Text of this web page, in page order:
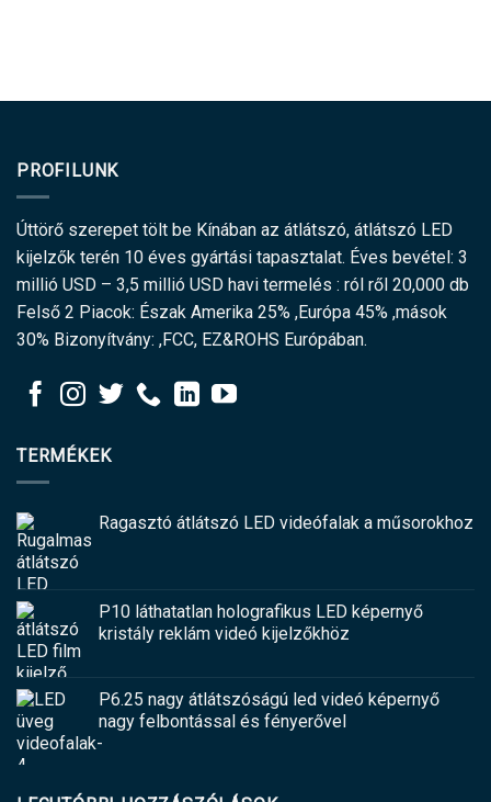
PROFILUNK
Úttörő szerepet tölt be Kínában az átlátszó, átlátszó LED
kijelzők terén 10 éves gyártási tapasztalat. Éves bevétel: 3
millió USD – 3,5 millió USD havi termelés : ról ről 20,000 db
Felső 2 Piacok: Észak Amerika 25% ,Európa 45% ,mások
30% Bizonyítvány: ,FCC, EZ&ROHS Európában.
TERMÉKEK
Ragasztó átlátszó LED videófalak a műsorokhoz
P10 láthatatlan holografikus LED képernyő
kristály reklám videó kijelzőkhöz
P6.25 nagy átlátszóságú led videó képernyő
nagy felbontással és fényerővel